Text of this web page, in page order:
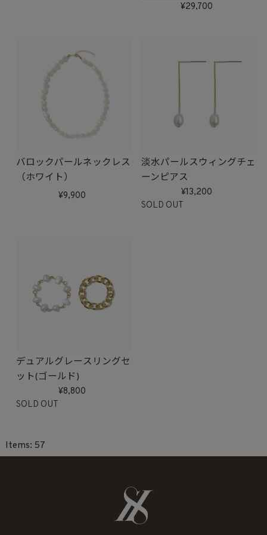
29,700
バロックパールネックレス
（ホワイト）
9,900
淡水パールスウィングチェ
ーンピアス
13,200
SOLD OUT
デュアルグレースリングセ
ット(ゴールド)
8,800
SOLD OUT
57